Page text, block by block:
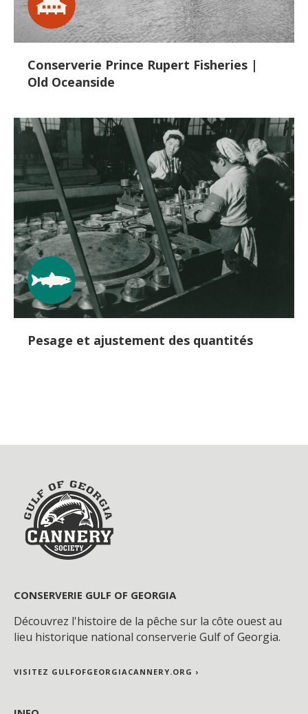
Conserverie Prince Rupert Fisheries |
Old Oceanside
Pesage et ajustement des quantités
CONSERVERIE GULF OF GEORGIA
Découvrez l'histoire de la pêche sur la côte ouest au
lieu historique national conserverie Gulf of Georgia.
VISITEZ GULFOFGEORGIACANNERY.ORG ›